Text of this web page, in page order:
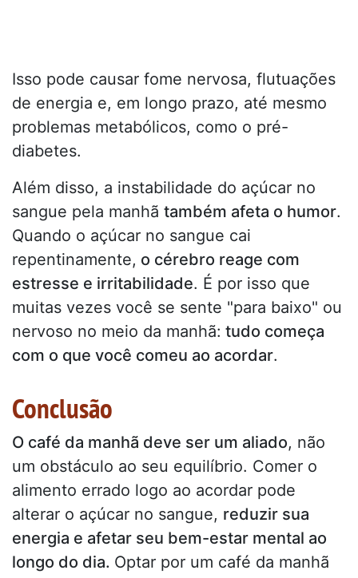
Isso pode causar fome nervosa, flutuações
de energia e, em longo prazo, até mesmo
problemas metabólicos, como o pré-
diabetes.
Além disso, a instabilidade do açúcar no
sangue pela manhã também afeta o humor.
Quando o açúcar no sangue cai
repentinamente, o cérebro reage com
estresse e irritabilidade. É por isso que
muitas vezes você se sente "para baixo" ou
nervoso no meio da manhã: tudo começa
com o que você comeu ao acordar.
Conclusão
O café da manhã deve ser um aliado, não
um obstáculo ao seu equilíbrio. Comer o
alimento errado logo ao acordar pode
alterar o açúcar no sangue, reduzir sua
energia e afetar seu bem-estar mental ao
longo do dia. Optar por um café da manhã